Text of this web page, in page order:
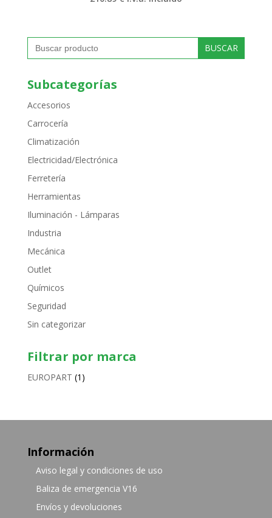
Buscar:
Subcategorías
Accesorios
Carrocería
Climatización
Electricidad/Electrónica
Ferretería
Herramientas
Iluminación - Lámparas
Industria
Mecánica
Outlet
Químicos
Seguridad
Sin categorizar
Filtrar por marca
EUROPART (1)
Información
Aviso legal y condiciones de uso
Baliza de emergencia V16
Envíos y devoluciones